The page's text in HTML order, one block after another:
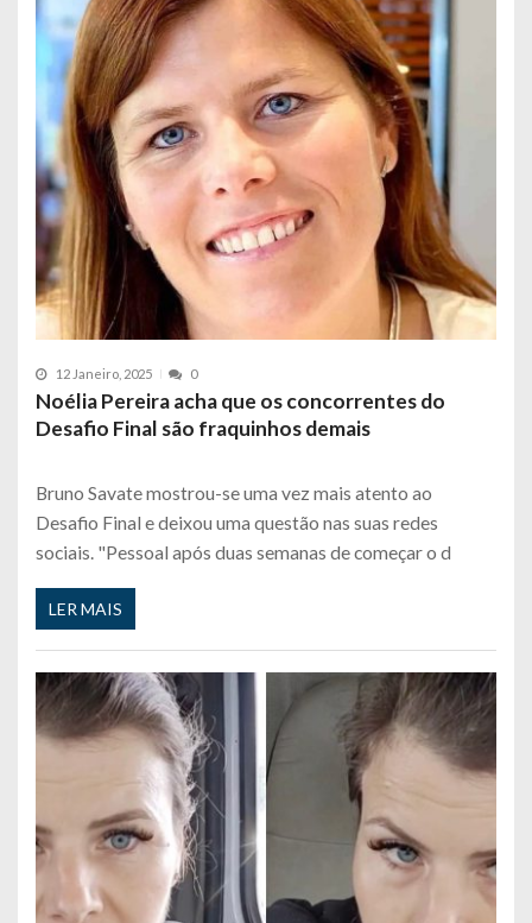
12 Janeiro, 2025 0
Noélia Pereira acha que os concorrentes do
Desafio Final são fraquinhos demais
Bruno Savate mostrou-se uma vez mais atento ao
Desafio Final e deixou uma questão nas suas redes
sociais. "Pessoal após duas semanas de começar o d
LER MAIS